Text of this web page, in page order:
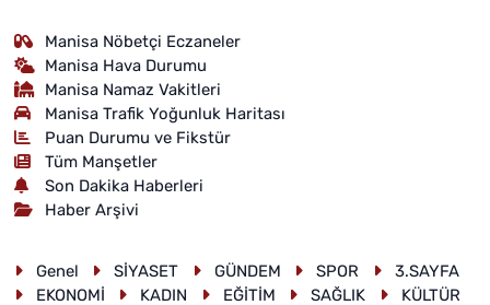
Manisa Nöbetçi Eczaneler
Manisa Hava Durumu
Manisa Namaz Vakitleri
Manisa Trafik Yoğunluk Haritası
Puan Durumu ve Fikstür
Tüm Manşetler
Son Dakika Haberleri
Haber Arşivi
Genel SİYASET GÜNDEM SPOR
3.SAYFA
EKONOMİ
KADIN EĞİTİM SAĞLIK KÜLTÜR